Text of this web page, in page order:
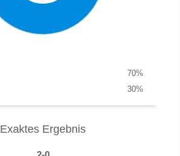
%
70
%
30
Exaktes Ergebnis